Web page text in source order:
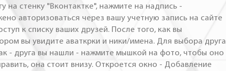
на стенку "Вконтактке", нажмите на надпись -
авторизоваться через вашу учетную запись на сайте
к списку ваших друзей. После того, как вы
вы увидите аваткрки и ники/имена. Для выбора друга
- друга вы нашли - нажмите мышкой на фото, чтобы оно
она стоит внизу. Откроется окно - Добавление